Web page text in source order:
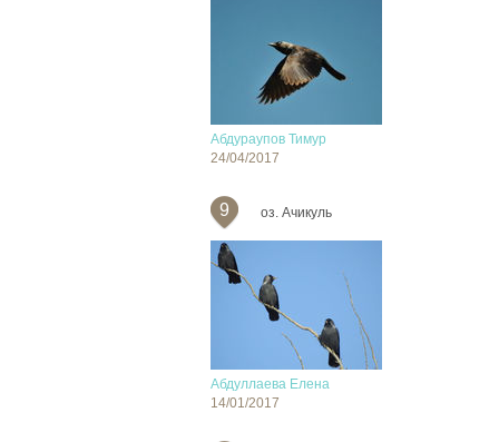
Абдураупов Тимур
24/04/2017
9 оз. Ачикуль
Абдуллаева Елена
14/01/2017